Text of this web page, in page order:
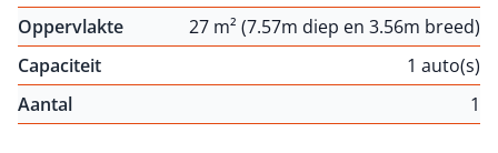
Oppervlakte
27 m² (7.57m diep en 3.56m breed)
Capaciteit
1 auto(s)
Aantal
1